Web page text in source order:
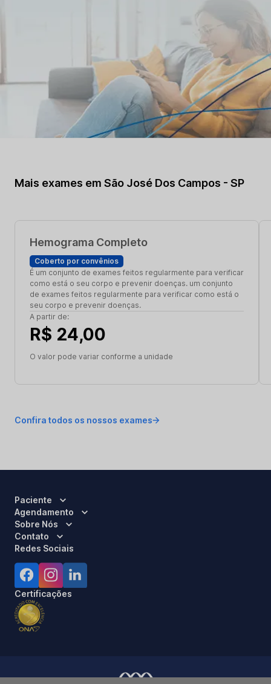
Mais exames em São José Dos Campos - SP
Hemograma Completo
Coberto por convênios
É um conjunto de exames feitos regularmente para verificar
como está o seu corpo e prevenir doenças. um conjunto
de exames feitos regularmente para verificar como está o
seu corpo e prevenir doenças.
A partir de:
R$ 24,00
O valor pode variar conforme a unidade
Confira todos os nossos exames
Paciente
Agendamento
Sobre Nós
Contato
Redes Sociais
Certificações